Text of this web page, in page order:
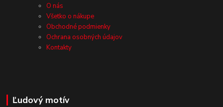
O nás
Všetko o nákupe
Obchodné podmienky
Ochrana osobných údajov
Kontakty
Ľudový motív